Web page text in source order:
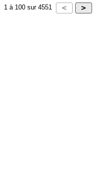
1 à 100 sur 4551